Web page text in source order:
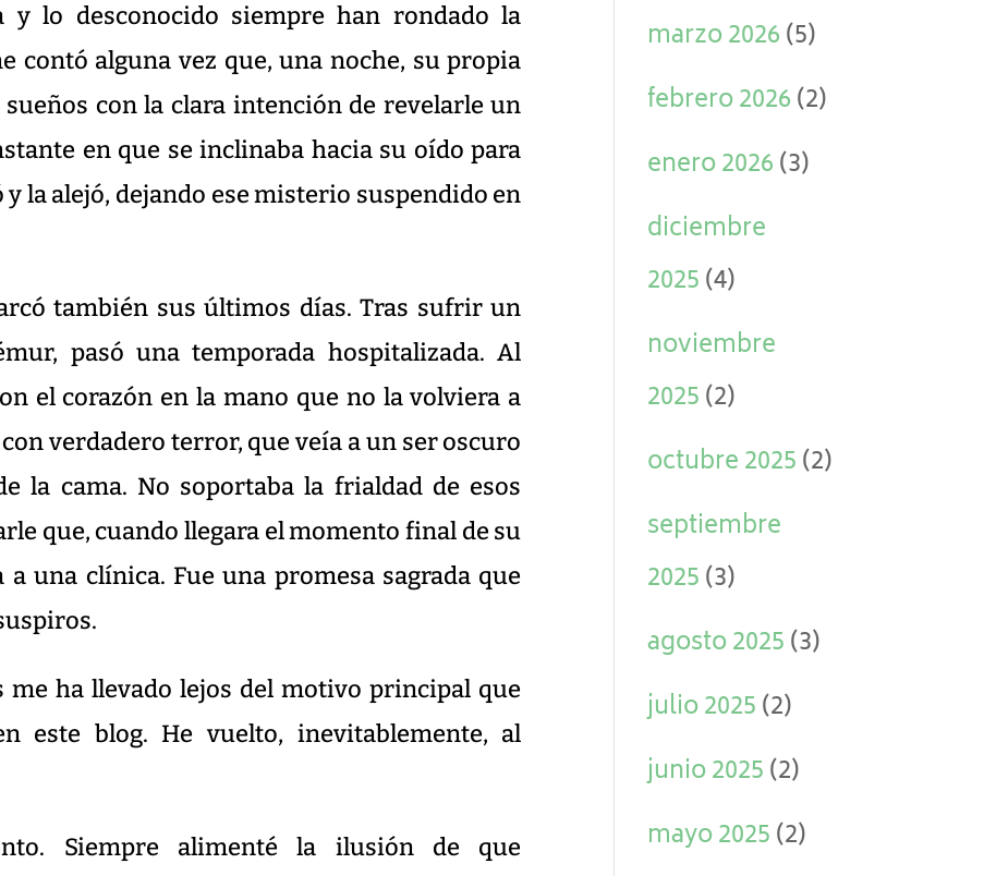
y lo desconocido siempre han rondado la
contó alguna vez que, una noche, su propia
con la clara intención de revelarle un
en que se inclinaba hacia su oído para
la alejó, dejando ese misterio suspendido en
también sus últimos días. Tras sufrir un
pasó una temporada hospitalizada. Al
el corazón en la mano que no la volviera a
verdadero terror, que veía a un ser oscuro
la cama. No soportaba la frialdad de esos
que, cuando llegara el momento final de su
una clínica. Fue una promesa sagrada que
ha llevado lejos del motivo principal que
este blog. He vuelto, inevitablemente, al
Siempre alimenté la ilusión de que
marzo 2026(5)
febrero 2026(2)
enero 2026(3)
diciembre
2025(4)
noviembre
2025(2)
octubre 2025(2)
septiembre
2025(3)
agosto 2025(3)
julio 2025(2)
junio 2025(2)
mayo 2025(2)